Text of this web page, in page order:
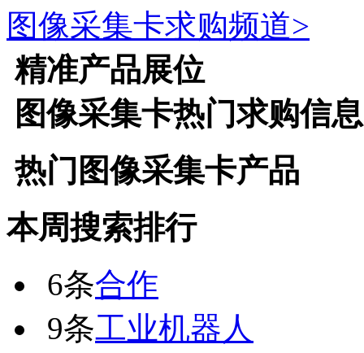
图像采集卡求购频道>
精准产品展位
图像采集卡热门求购信息
热门 图像采集卡产品
本周搜索排行
6条合作
9条工业机器人